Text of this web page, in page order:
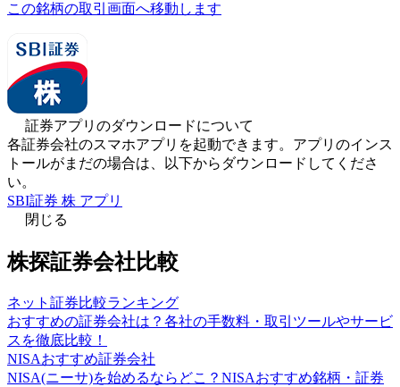
この銘柄の取引画面へ移動します
証券アプリのダウンロードについて
各証券会社のスマホアプリを起動できます。アプリのインス
トールがまだの場合は、以下からダウンロードしてくださ
い。
SBI証券 株 アプリ
閉じる
株探証券会社比較
ネット証券比較ランキング
おすすめの証券会社は？各社の手数料・取引ツールやサービ
スを徹底比較！
NISAおすすめ証券会社
NISA(ニーサ)を始めるならどこ？NISAおすすめ銘柄・証券